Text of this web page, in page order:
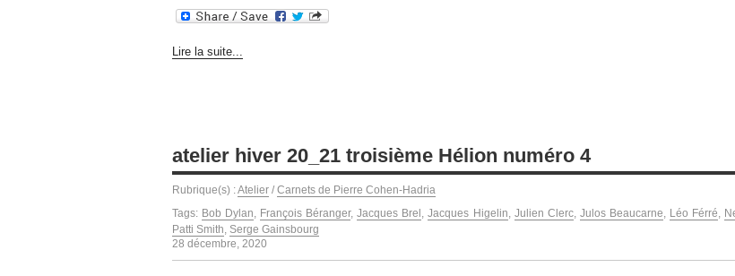
Lire la suite...
atelier hiver 20_21 troisième Hélion numéro 4
Rubrique(s) :Atelier / Carnets de Pierre Cohen-Hadria
Tags: Bob Dylan François Béranger,Jacques Brel ,Jacques Higelin Julien Clerc, Julos Beaucarne Léo Férré
Patti Smith Serge Gainsbourg
28 décembre, 2020